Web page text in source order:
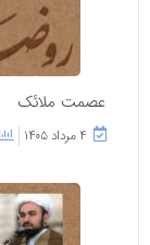
عصمت ملائک
۴ مرداد ۱۴۰۵